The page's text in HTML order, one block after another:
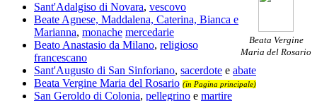
Beata Vergine
Maria del Rosario
Sant'Adalgiso di Novara, vescovo
Beate Agnese, Maddalena, Caterina, Bianca e
Marianna, monache mercedarie
Beato Anastasio da Milano, religioso
francescano
Sant'Augusto di San Sinforiano, sacerdote e abate
Beata Vergine Maria del Rosario (in Pagina principale)
San Geroldo di Colonia, pellegrino e martire